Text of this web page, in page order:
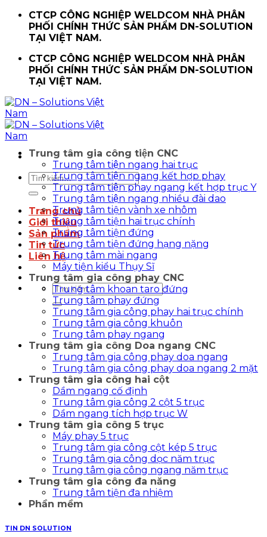
ChuyểnCTCP CÔNG NGHIỆP WELDCOM NHÀ PHÂN
PHỐI CHÍNH THỨC SẢN PHẨM DN-SOLUTION
TẠI VIỆT NAM.
CTCP CÔNG NGHIỆP WELDCOM NHÀ PHÂN
PHỐI CHÍNH THỨC SẢN PHẨM DN-SOLUTION
TẠI VIỆT NAM.
Tìm
kiếm:
Trang chủ
Giới thiệu
Sản phẩm
Tin tức
Liên hệ
Tìm
kiếm:
Trung tâm gia công tiện CNC
Trung tâm tiện ngang hai trục
Trung tâm tiện ngang kết hợp phay
Trung tâm tiện phay ngang kết hợp trục Y
Trung tâm tiện ngang nhiều đài dao
Trung tâm tiện vành xe nhôm
Trung tâm tiện hai trục chính
Trung tâm tiện đứng
Trung tâm tiện đứng hạng nặng
Trung tâm mài ngang
Máy tiện kiểu Thụy Sĩ
Trung tâm gia công phay CNC
Trung tâm khoan taro đứng
Trung tâm phay đứng
Trung tâm gia công phay hai trục chính
Trung tâm gia công khuôn
Trung tâm phay ngang
Trung tâm gia công Doa ngang CNC
Trung tâm gia công phay doa ngang
Trung tâm gia công phay doa ngang 2 mặt
Trung tâm gia công hai cột
Dầm ngang cố định
Trung tâm gia công 2 cột 5 trục
Dầm ngang tích hợp trục W
Trung tâm gia công 5 trục
Máy phay 5 trục
Trung tâm gia công cột kép 5 trục
Trung tâm gia công dọc năm trục
Trung tâm gia công ngang năm trục
Trung tâm gia công đa năng
Trung tâm tiện đa nhiệm
Phần mềm
TIN DN SOLUTION